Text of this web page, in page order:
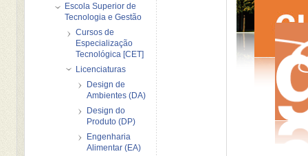
Escola Superior de
Tecnologia e Gestão
Cursos de
Especialização
Tecnológica [CET]
Licenciaturas
Design de
Ambientes (DA)
Design do
Produto (DP)
Engenharia
Alimentar (EA)